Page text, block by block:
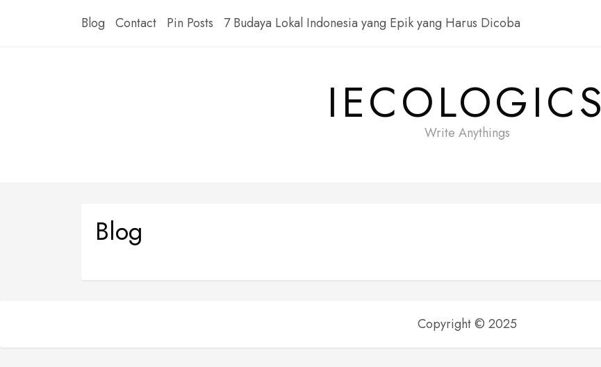
Blog Contact Pin Posts 7 Budaya Lokal Indonesia yang Epik yang Harus Dicoba
IECOLOGICS
Write Anythings
Blog
Copyright © 2025